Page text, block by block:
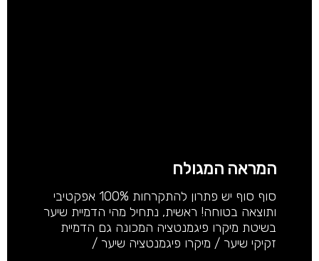
המראה המגולח
סוף סוף יש פתרון להתקרחות 100% אפקטיבי
ותוצאה בטוחה! ראשית, נתחיל מהי הדמיית שיער
בשיטת מיקרו פיגמנטציה המכונה גם הדמיית
זקיקי שיער / מיקרו פיגמנטציה שיער /